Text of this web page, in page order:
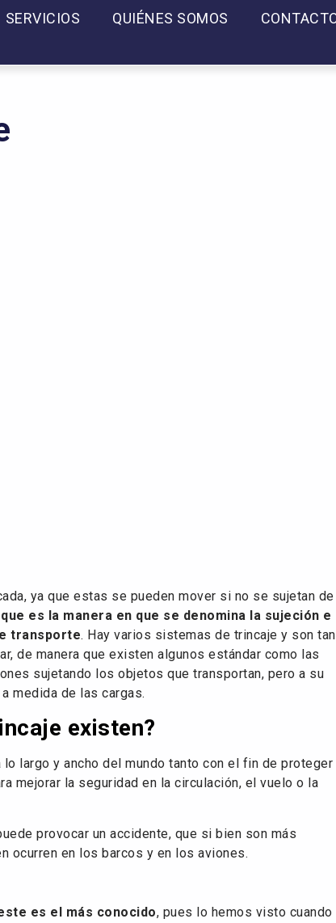
SERVICIOS QUIÉNES SOMOS
ya que estas se pueden mover si no se sujetan de
es la manera en que se denomina la sujeción e
transporte. Hay varios sistemas de trincaje y son tan
de manera que existen algunos estándar como las
sujetando los objetos que transportan, pero a su
medida de las cargas.
existen?
largo y ancho del mundo tanto con el fin de proteger
mejorar la seguridad en la circulación, el vuelo o la
provocar un accidente, que si bien son más
ocurren en los barcos y en los aviones.
es el más conocido, pues lo hemos visto cuando